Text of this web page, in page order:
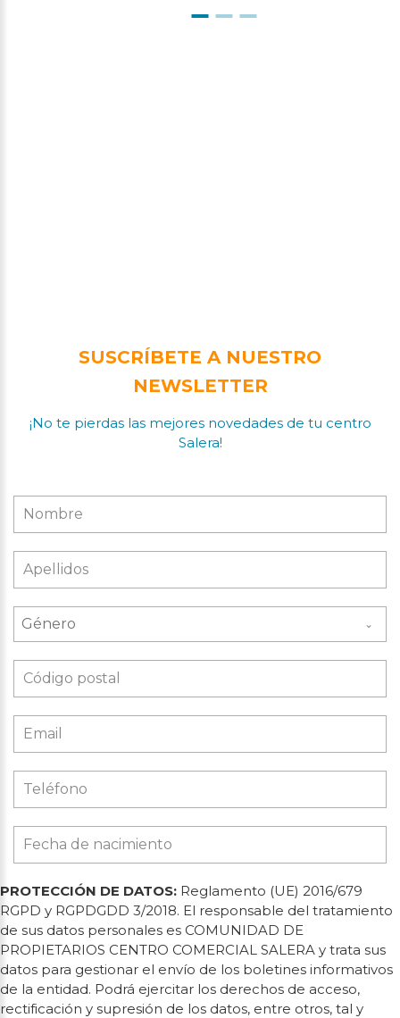
SUSCRÍBETE A NUESTRO
NEWSLETTER
¡No te pierdas las mejores novedades de tu centro
Salera!
Género
PROTECCIÓN DE DATOS: Reglamento (UE) 2016/679
RGPD y RGPDGDD 3/2018. El responsable del tratamiento
de sus datos personales es COMUNIDAD DE
PROPIETARIOS CENTRO COMERCIAL SALERA y trata sus
datos para gestionar el envío de los boletines informativos
de la entidad. Podrá ejercitar los derechos de acceso,
rectificación y supresión de los datos, entre otros, tal y